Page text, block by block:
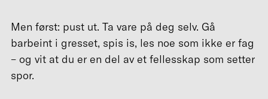
Men først: pust ut. Ta vare på deg selv. Gå
barbeint i gresset, spis is, les noe som ikke er fag
– og vit at du er en del av et fellesskap som setter
spor.